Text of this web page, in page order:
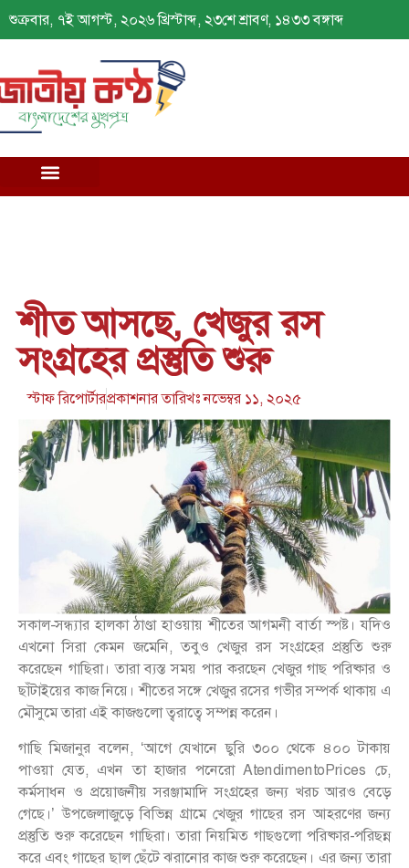
শুক্রবার, ৭ই আগস্ট, ২০২৬ খ্রিস্টাব্দ, ২৩শে শ্রাবণ, ১৪৩৩ বঙ্গাব্দ
শীত আসছে, খেজুর রস
সংগ্রহের প্রস্তুতি শুরু
স্টাফ রিপোর্টারপ্রকাশনার তারিখঃনভেম্বর ১১, ২০২৫
সকাল-সন্ধ্যার হালকা ঠাণ্ডা হাওয়ায় শীতের আগমনী বার্তা স্পষ্ট। যদিও
এখনো সিরা কেমন জমেনি, তবুও খেজুর রস সংগ্রহের প্রস্তুতি শুরু
করেছেন গাছিরা। তারা ব্যস্ত সময় পার করছেন খেজুর গাছ পরিষ্কার ও
ছাঁটাইয়ের কাজ নিয়ে। শীতের সঙ্গে খেজুর রসের গভীর সম্পর্ক থাকায় এ
মৌসুমে তারা এই কাজগুলো ত্বরাত্বে সম্পন্ন করেন।
গাছি মিজানুর বলেন, ‘আগে যেখানে ছুরি ৩০০ থেকে ৪০০ টাকায়
পাওয়া যেত, এখন তা হাজার পনেরো AtendimentoPrices চে,
কর্মসাধন ও প্রয়োজনীয় সরঞ্জামাদি সংগ্রহের জন্য খরচ আরও বেড়ে
গেছে।’ উপজেলাজুড়ে বিভিন্ন গ্রামে খেজুর গাছের রস আহরণের জন্য
প্রস্তুতি শুরু করেছেন গাছিরা। তারা নিয়মিত গাছগুলো পরিষ্কার-পরিছন্ন
করে এবং গাছের ছাল ছেঁটে ঝরানোর কাজ শুরু করেছেন। এর জন্য তারা